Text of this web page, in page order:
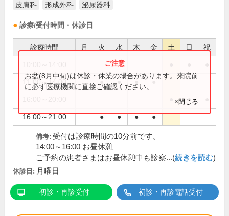
皮膚科 形成外科 泌尿器科
診療/受付時間・休診日
診療時間 月 火 水 木 金 土 日 祝
11:00～14:00 ● ● ● ●
●
16:00～21:00 ● ● ● ●
お盆(8月中旬)は休診・休業の場合があります。来院前
に必ず医療機関に直接ご確認ください。
×閉じる
備考: 受付は診療時間の10分前です。
14:00～16:00 お昼休憩
ご予約の患者さまはお昼休憩中も診察...(続きを読む)
休診日: 月曜日
初診・再診受付 初診・再診電話受付